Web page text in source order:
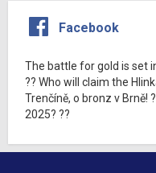
Facebook
The battle for gold is set
?? Who will claim the
Trenčíně, o bronz v Brně!
2025? ??